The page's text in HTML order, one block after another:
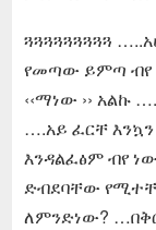
ጓጓጓጓጓጓጓጓጓ
የመጣው ይምጣ ብየ
‹‹ማነው ›› አልኩ
….አይ ፈርቸ
እንዳልፈፅም ብየ
ድብደባቸው
ለምንድነው?